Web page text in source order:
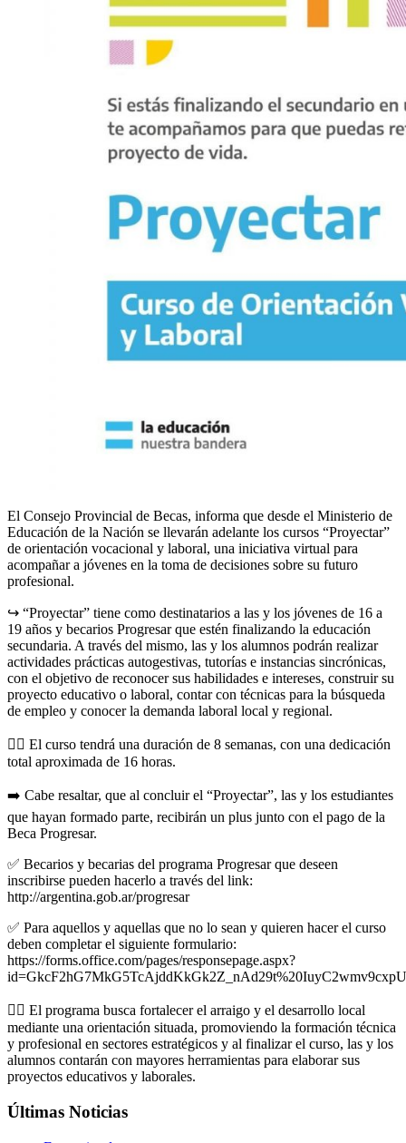
El Consejo Provincial de Becas, informa que desde el Ministerio de
Educación de la Nación se llevarán adelante los cursos “Proyectar”
de orientación vocacional y laboral, una iniciativa virtual para
acompañar a jóvenes en la toma de decisiones sobre su futuro
profesional.
↪️ “Proyectar” tiene como destinatarios a las y los jóvenes de 16 a
19 años y becarios Progresar que estén finalizando la educación
secundaria. A través del mismo, las y los alumnos podrán realizar
actividades prácticas autogestivas, tutorías e instancias sincrónicas,
con el objetivo de reconocer sus habilidades e intereses, construir su
proyecto educativo o laboral, contar con técnicas para la búsqueda
de empleo y conocer la demanda laboral local y regional.
👉🏻 El curso tendrá una duración de 8 semanas, con una dedicación
total aproximada de 16 horas.
➡️ Cabe resaltar, que al concluir el “Proyectar”, las y los estudiantes
que hayan formado parte, recibirán un plus junto con el pago de la
Beca Progresar.
✅ Becarios y becarias del programa Progresar que deseen
inscribirse pueden hacerlo a través del link:
http://argentina.gob.ar/progresar
✅ Para aquellos y aquellas que no lo sean y quieren hacer el curso
deben completar el siguiente formulario:
https://forms.office.com/pages/responsepage.aspx?
👉🏻 El programa busca fortalecer el arraigo y el desarrollo local
mediante una orientación situada, promoviendo la formación técnica
y profesional en sectores estratégicos y al finalizar el curso, las y los
alumnos contarán con mayores herramientas para elaborar sus
proyectos educativos y laborales.
Últimas Noticias